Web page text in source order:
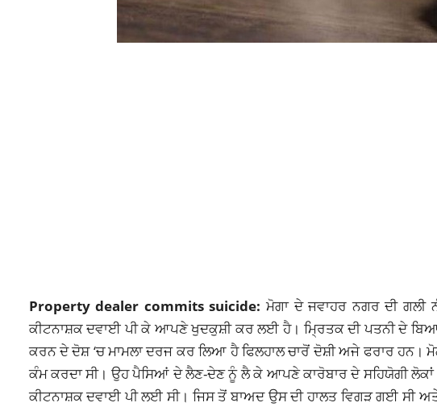
Property dealer commits suicide: ਮੋਗਾ ਦੇ ਜਵਾਹਰ ਨਗਰ ਦੀ
ਕੀਟਨਾਸ਼ਕ ਦਵਾਈ ਪੀ ਕੇ ਆਪਣੇ ਖੁਦਕੁਸ਼ੀ ਕਰ ਲਈ ਹੈ। ਮ੍ਰਿਤਕ ਦੀ ਪਤਨੀ ਦੇ
ਕਰਨ ਦੇ ਦੋਸ਼ ‘ਚ ਮਾਮਲਾ ਦਰਜ ਕਰ ਲਿਆ ਹੈ ਫਿਲਹਾਲ ਚਾਰੋਂ ਦੋਸ਼ੀ ਅਜੇ ਫਰਾਰ ਹਨ।
ਕੰਮ ਕਰਦਾ ਸੀ। ਉਹ ਪੈਸਿਆਂ ਦੇ ਲੈਣ-ਦੇਣ ਨੂੰ ਲੈ ਕੇ ਆਪਣੇ ਕਾਰੋਬਾਰ ਦੇ ਸਹਿਯੋਗੀ ਲੋਕਾਂ
ਕੀਟਨਾਸ਼ਕ ਦਵਾਈ ਪੀ ਲਈ ਸੀ। ਜਿਸ ਤੋਂ ਬਾਅਦ ਉਸ ਦੀ ਹਾਲਤ ਵਿਗੜ ਗਈ ਸੀ